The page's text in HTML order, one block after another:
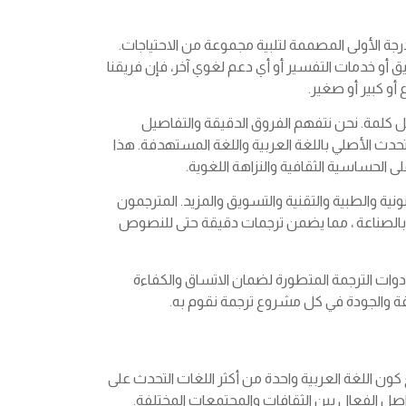
الأولى المصممة لتلبية مجموعة من الاحتياجات.
أو خدمات التفسير أو أي دعم لغوي آخر، فإن فريقنا
كبير أو صغير.
كلمة. نحن نتفهم الفروق الدقيقة والتفاصيل
الأصلي باللغة العربية واللغة المستهدفة. هذا
الثقافية والنزاهة اللغوية.
والطبية والتقنية والتسويق والمزيد. المترجمون
، مما يضمن ترجمات دقيقة حتى للنصوص
الترجمة المتطورة لضمان الاتساق والكفاءة
والجودة في كل مشروع ترجمة نقوم به.
اللغة العربية واحدة من أكثر اللغات التحدث على
الفعال بين الثقافات والمجتمعات المختلفة.